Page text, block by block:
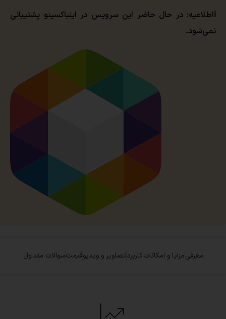
ℹ️اطلاعیه: در حال حاضر این سرویس در اینباکسینو پشتیبانی
نمی‌شود.
معرفیمزایا و امکاناتکاربردتصاویر و ویدیوقیمتسوالات متداول